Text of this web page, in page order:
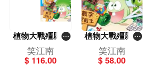
植物大戰殭屍2-
爛gag IQ題套裝
（一套2冊）
笑江南
$ 116.00
植物大戰殭屍2-
爛gag IQ題（2）
數字挑戰王
笑江南
$ 58.00